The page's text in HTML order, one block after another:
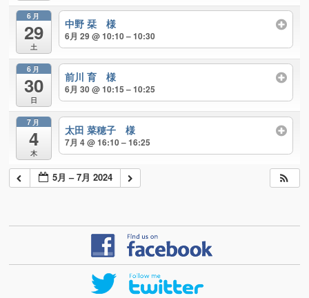
6月
29
土
中野 栞 様
6月 29 @ 10:10 – 10:30
6月
30
日
前川 育 様
6月 30 @ 10:15 – 10:25
7月
4
木
太田 菜穂子 様
7月 4 @ 16:10 – 16:25
5月 – 7月 2024